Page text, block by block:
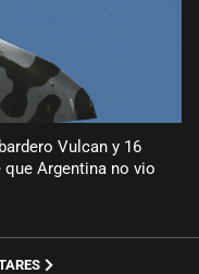
Vulcan y 16
Argentina no vio